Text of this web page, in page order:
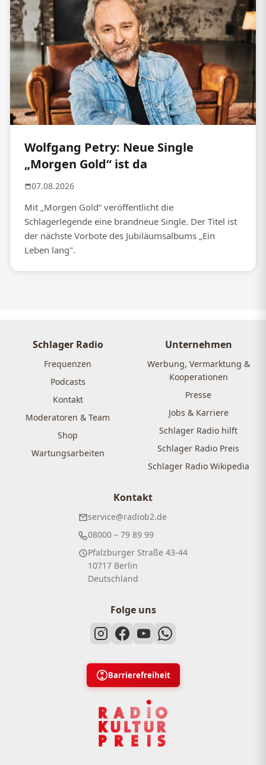
Wolfgang Petry: Neue Single
„Morgen Gold“ ist da
07.08.2026
Mit „Morgen Gold“ veröffentlicht die
Schlagerlegende eine brandneue Single. Der Titel ist
der nächste Vorbote des Jubiläumsalbums „Ein
Leben lang".
Schlager Radio
Frequenzen
Podcasts
Kontakt
Moderatoren & Team
Shop
Wartungsarbeiten
Unternehmen
Werbung, Vermarktung &
Kooperationen
Presse
Jobs & Karriere
Schlager Radio hilft
Schlager Radio Preis
Schlager Radio Wikipedia
Kontakt
service@radiob2.de
08000 – 79 89 99
Pfalzburger Straße 43-44
10717 Berlin
Deutschland
Folge uns
Barrierefreiheit